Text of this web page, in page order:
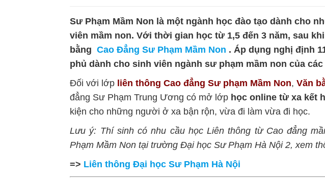
Sư Phạm Mầm Non là một ngành học đào tạo dành cho
viên mầm non. Với thời gian học từ 1,5 đến 3 năm, sau
bằng Cao Đẳng Sư Phạm Mầm Non . Áp dụng nghị định
phủ dành cho sinh viên ngành sư phạm mầm non của
Đối với lớp liên thông Cao đẳng Sư phạm Mầm Non, Văn
đẳng Sư Phạm Trung Ương có mở lớp học online từ xa kết
kiện cho những người ở xa bận rộn, vừa đi làm vừa đi học.
Lưu ý: Thí sinh có nhu cầu học Liên thông từ Cao đẳng
Phạm Mầm Non tại trường Đại học Sư Phạm Hà Nội 2, xem
=> Liên thông Đại học Sư Phạm Hà Nội